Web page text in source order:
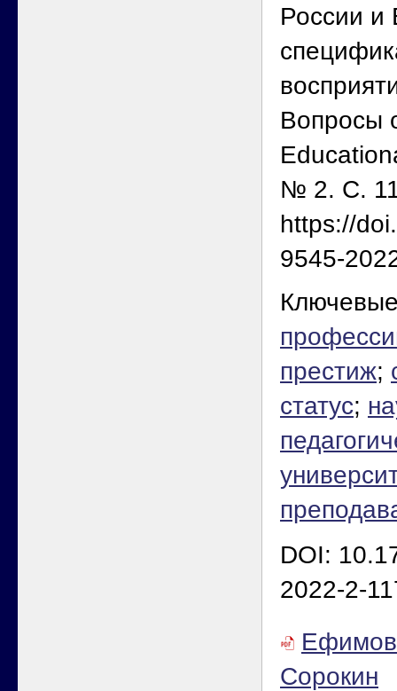
России и
Вопросы
№ 2. С.
https://
9545-
престиж;
статус;
DOI:
2022-2-
Сорокин